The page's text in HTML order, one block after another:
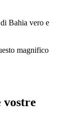
Bahia vero e
magnifico